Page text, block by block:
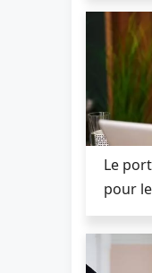
Le
pour